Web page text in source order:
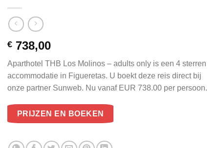
€ 738,00
Aparthotel THB Los Molinos – adults only is een 4 sterren
accommodatie in Figueretas. U boekt deze reis direct bij
onze partner Sunweb. Nu vanaf EUR 738.00 per persoon.
PRIJZEN EN BOEKEN